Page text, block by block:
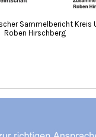
Sammelbericht Kreis
Roben Hirschberg